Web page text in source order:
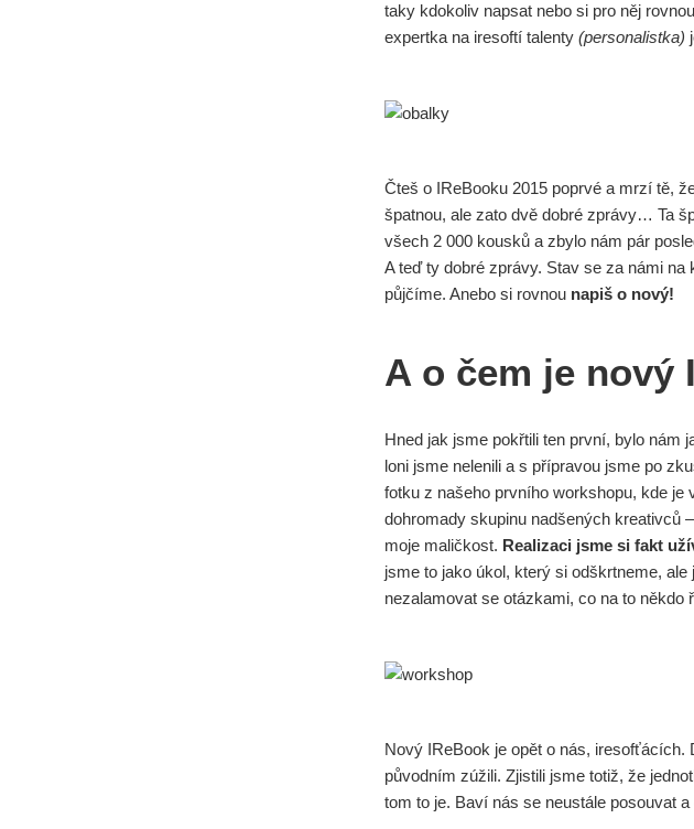
taky kdokoliv napsat nebo si pro něj
expertka na iresoftí talenty (personalistka)
Čteš o IReBooku 2015 poprvé a mrzí tě,
špatnou, ale zato dvě dobré zprávy… Ta
všech 2 000 kousků a zbylo nám pár
A teď ty dobré zprávy. Stav se za námi
půjčíme. Anebo si rovnou napiš o nový!
A o čem je nový
Hned jak jsme pokřtili ten první, bylo nám
loni jsme nelenili a s přípravou jsme po
fotku z našeho prvního workshopu, kde
dohromady skupinu nadšených kreativců
moje maličkost. Realizaci jsme si fakt
jsme to jako úkol, který si odškrtneme,
nezalamovat se otázkami, co na to někdo
Nový IReBook je opět o nás, iresofťácích.
původním zúžili. Zjistili jsme totiž, že
tom to je. Baví nás se neustále posouvat